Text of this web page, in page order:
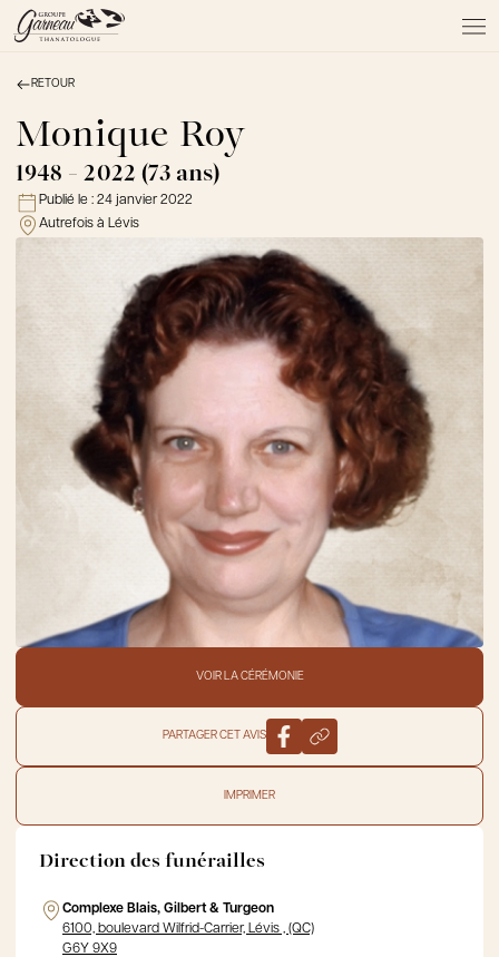
À PROPOS
NOS SERVICES
NOS PRODUITS
NOTRE ÉQUIPE
NOS SALONS
AVIS DE DÉCÈS
FAQ et mythes
Liens utiles
Témoignages
RETOUR
Monique Roy
1948 - 2022 (73 ans)
Publié le : 24 janvier 2022
Autrefois à Lévis
VOIR LA CÉRÉMONIE
PARTAGER CET AVIS
IMPRIMER
Direction des funérailles
Complexe Blais, Gilbert & Turgeon
6100, boulevard Wilfrid-Carrier, Lévis , (QC)
G6Y 9X9